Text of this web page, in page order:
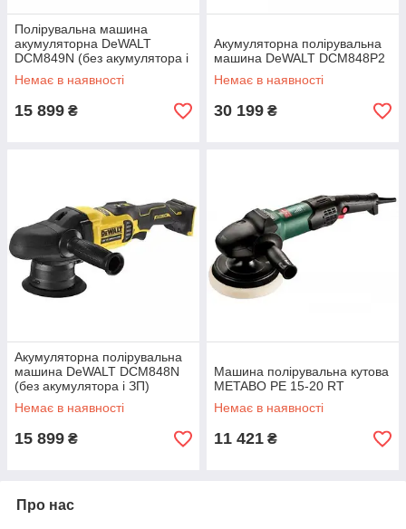
Полірувальна машина
акумуляторна DeWALT
DCM849N (без акумулятора і
ЗП)
Немає в наявності
15 899 ₴
Акумуляторна полірувальна
машина DeWALT DCM848P2
Немає в наявності
30 199 ₴
Акумуляторна полірувальна
машина DeWALT DCM848N
(без акумулятора і ЗП)
Немає в наявності
15 899 ₴
Машина полірувальна кутова
METABO PE 15-20 RT
Немає в наявності
11 421 ₴
Про нас